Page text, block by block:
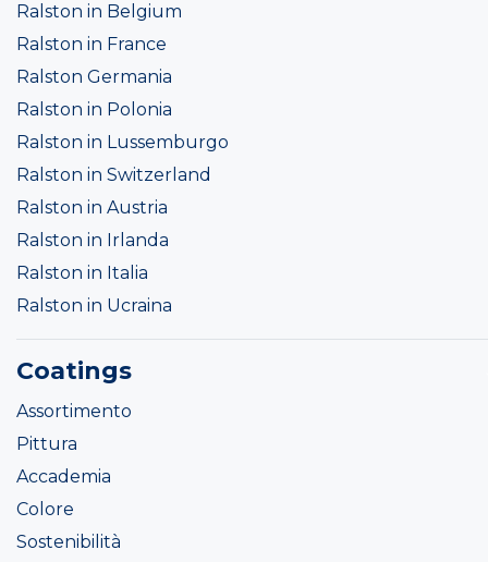
Ralston in Belgium
Ralston in France
Ralston Germania
Ralston in Polonia
Ralston in Lussemburgo
Ralston in Switzerland
Ralston in Austria
Ralston in Irlanda
Ralston in Italia
Ralston in Ucraina
Coatings
Assortimento
Pittura
Accademia
Colore
Sostenibilità